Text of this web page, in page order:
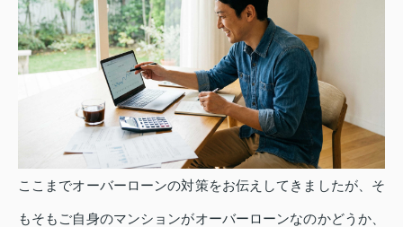
ここまでオーバーローンの対策をお伝えしてきましたが、そ
もそもご自身のマンションがオーバーローンなのかどうか、